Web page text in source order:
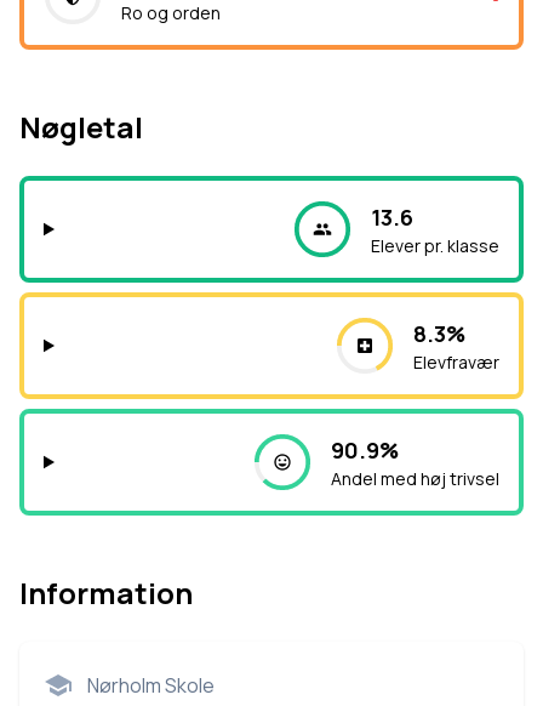
Ro og orden
Nøgletal
13.6
Elever pr. klasse
8.3%
Elevfravær
90.9%
Andel med høj trivsel
Information
Nørholm Skole